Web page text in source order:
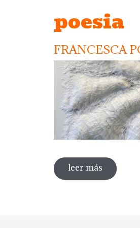
poesia
FRANCESCA
leer más sobre